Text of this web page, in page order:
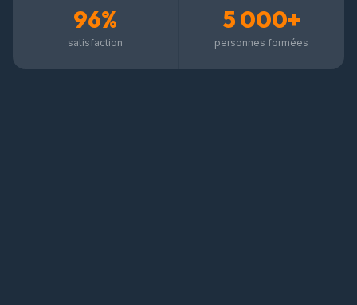
96%
satisfaction
5 000+
personnes formées